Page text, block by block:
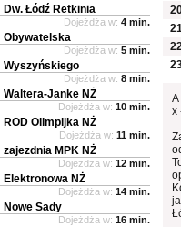
A
x
Dw. Łódź Retkinia
Dojeżdża w: 4 min.
Obywatelska
Dojeżdża w: 5 min.
Wyszyńskiego
Dojeżdża w: 8 min.
Waltera-Janke NŻ
Dojeżdża w: 10 min.
ROD Olimpijka NŻ
Dojeżdża w: 11 min.
zajezdnia MPK NŻ
Dojeżdża w: 12 min.
Elektronowa NŻ
Dojeżdża w: 14 min.
Nowe Sady
Dojeżdża w: 16 min.